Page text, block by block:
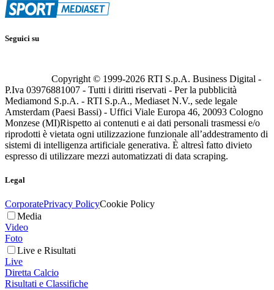
Seguici su
Copyright © 1999-2026 RTI S.p.A. Business Digital -
P.Iva 03976881007 - Tutti i diritti riservati - Per la pubblicità
Mediamond S.p.A. - RTI S.p.A., Mediaset N.V., sede legale
Amsterdam (Paesi Bassi) - Uffici Viale Europa 46, 20093 Cologno
Monzese (MI)Rispetto ai contenuti e ai dati personali trasmessi e/o
riprodotti è vietata ogni utilizzazione funzionale all’addestramento di
sistemi di intelligenza artificiale generativa. È altresì fatto divieto
espresso di utilizzare mezzi automatizzati di data scraping.
Legal
CorporatePrivacy PolicyCookie Policy
Media
Video
Foto
Live e Risultati
Live
Diretta Calcio
Risultati e Classifiche